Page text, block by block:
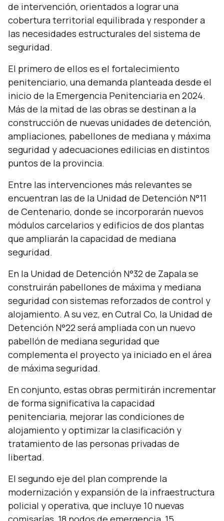
de intervención, orientados a lograr una
cobertura territorial equilibrada y responder a
las necesidades estructurales del sistema de
seguridad.
El primero de ellos es el fortalecimiento
penitenciario, una demanda planteada desde el
inicio de la Emergencia Penitenciaria en 2024.
Más de la mitad de las obras se destinan a la
construcción de nuevas unidades de detención,
ampliaciones, pabellones de mediana y máxima
seguridad y adecuaciones edilicias en distintos
puntos de la provincia.
Entre las intervenciones más relevantes se
encuentran las de la Unidad de Detención N°11
de Centenario, donde se incorporarán nuevos
módulos carcelarios y edificios de dos plantas
que ampliarán la capacidad de mediana
seguridad.
En la Unidad de Detención N°32 de Zapala se
construirán pabellones de máxima y mediana
seguridad con sistemas reforzados de control y
alojamiento. A su vez, en Cutral Co, la Unidad de
Detención N°22 será ampliada con un nuevo
pabellón de mediana seguridad que
complementa el proyecto ya iniciado en el área
de máxima seguridad.
En conjunto, estas obras permitirán incrementar
de forma significativa la capacidad
penitenciaria, mejorar las condiciones de
alojamiento y optimizar la clasificación y
tratamiento de las personas privadas de
libertad.
El segundo eje del plan comprende la
modernización y expansión de la infraestructura
policial y operativa, que incluye 10 nuevas